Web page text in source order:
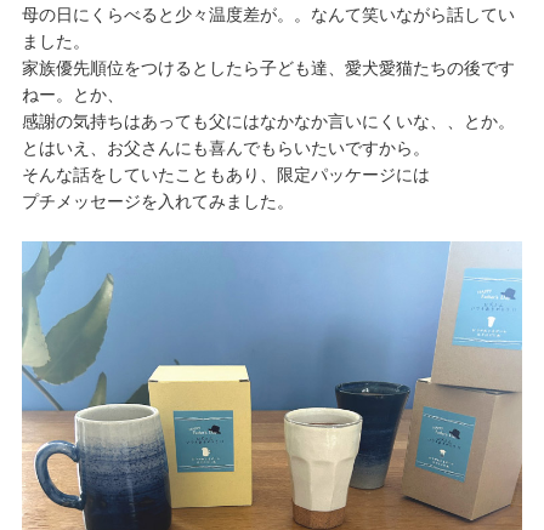
母の日にくらべると少々温度差が。。なんて笑いながら話してい
ました。
家族優先順位をつけるとしたら子ども達、愛犬愛猫たちの後です
ねー。とか、
感謝の気持ちはあっても父にはなかなか言いにくいな、、とか。
とはいえ、お父さんにも喜んでもらいたいですから。
そんな話をしていたこともあり、限定パッケージには
プチメッセージを入れてみました。